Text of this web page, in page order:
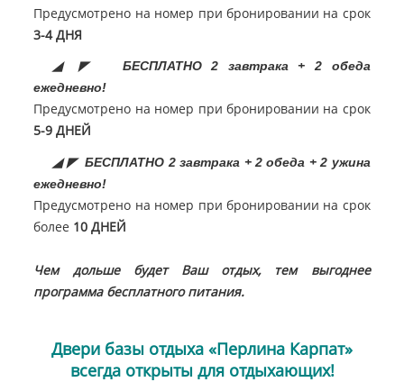
Предусмотрено на номер при бронировании на срок
3-4 ДНЯ
◢ ◤
БЕСПЛАТНО 2 завтрака + 2 обеда
ежедневно!
Предусмотрено на номер при бронировании на срок
5-9 ДНЕЙ
◢◤ БЕСПЛАТНО 2 завтрака + 2 обеда + 2 ужина
ежедневно!
Предусмотрено на номер при бронировании на срок
более 10 ДНЕЙ
Чем дольше будет Ваш отдых, тем выгоднее
программа бесплатного питания.
Двери базы отдыха «Перлина Карпат»
всегда открыты для отдыхающих!